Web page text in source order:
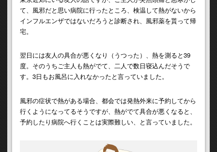
て、風邪だと思い病院に行ったところ、検温して熱がないから
インフルエンザではないだろうと診断され、風邪薬を貰って帰
宅。
翌日には友人の具合が悪くなり（うつった）、熱を測ると39
度。そのうちご主人も熱がでて、二人で数日寝込んだそうで
す。3日もお風呂に入れなかったと言っていました。
風邪の症状で熱がある場合、都会では発熱外来に予約してから
行くようになってるそうですが、熱がでて具合が悪くなると、
予約したり病院へ行くことは実際難しい、と言っていました。